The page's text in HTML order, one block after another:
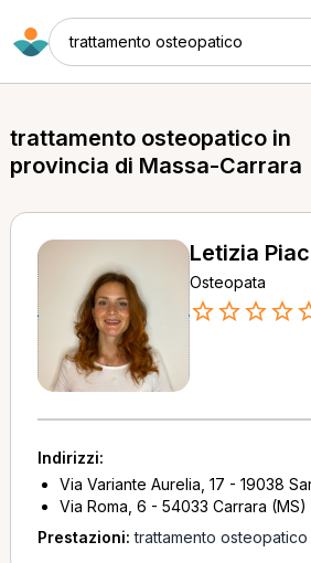
trattamento osteopatico
trattamento osteopatico in
provincia di Massa-Carrara
Letizia
Osteopata
Indirizzi:
Via Variante Aurelia, 17 - 19038
Via Roma, 6 - 54033 Carrara (MS)
Prestazioni:trattamento osteopatico